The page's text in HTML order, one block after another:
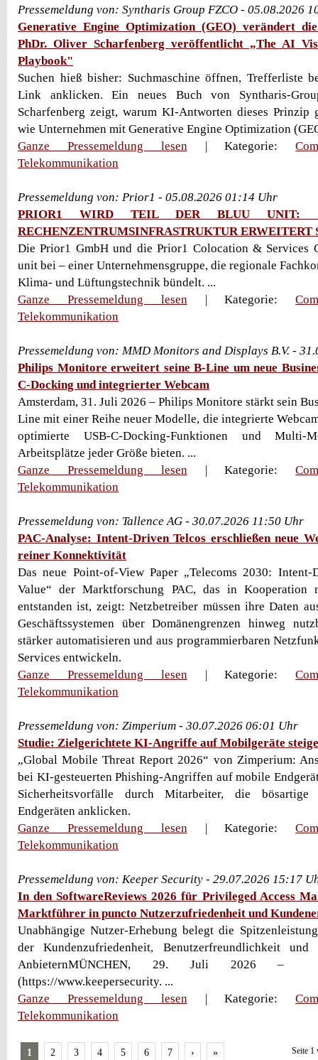
Pressemeldung von: Syntharis Group FZCO - 05.08.2026
Generative Engine Optimization (GEO) verändert
PhDr. Oliver Scharfenberg veröffentlicht „The AI
Playbook"
Suchen hieß bisher: Suchmaschine öffnen, Trefferliste
Link anklicken. Ein neues Buch von Syntharis-
Scharfenberg zeigt, warum KI-Antworten dieses Prinzip
wie Unternehmen mit Generative Engine Optimization
Ganze Pressemeldung lesen| Kategorie:
Telekommunikation
Pressemeldung von: Prior1 - 05.08.2026 01:14 Uhr
PRIOR1 WIRD TEIL DER BLUU UNIT:
RECHENZENTRUMSINFRASTRUKTUR ERWEITERT
Die Prior1 GmbH und die Prior1 Colocation & Services
unit bei – einer Unternehmensgruppe, die regionale
Klima- und Lüftungstechnik bündelt. ...
Ganze Pressemeldung lesen| Kategorie:
Telekommunikation
Pressemeldung von: MMD Monitors and Displays B.V. -
Philips Monitore erweitert seine B-Line um neue
C-Docking und integrierter Webcam
Amsterdam, 31. Juli 2026 – Philips Monitore stärkt sein
Line mit einer Reihe neuer Modelle, die integrierte
optimierte USB-C-Docking-Funktionen und Multi-
Arbeitsplätze jeder Größe bieten. ...
Ganze Pressemeldung lesen| Kategorie:
Telekommunikation
Pressemeldung von: Tallence AG - 30.07.2026 11:50 Uhr
PAC-Analyse: Intent-Driven Telcos erschließen neue
reiner Konnektivität
Das neue Point-of-View Paper „Telecoms 2030:
Value“ der Marktforschung PAC, das in Kooperation
entstanden ist, zeigt: Netzbetreiber müssen ihre Daten
Geschäftssystemen über Domänengrenzen hinweg
stärker automatisieren und aus programmierbaren
Services entwickeln.
Ganze Pressemeldung lesen| Kategorie:
Telekommunikation
Pressemeldung von: Zimperium - 30.07.2026 06:01 Uhr
Studie: Zielgerichtete KI-Angriffe auf Mobilgeräte
„Global Mobile Threat Report 2026“ von Zimperium:
bei KI-gesteuerten Phishing-Angriffen auf mobile
Sicherheitsvorfälle durch Mitarbeiter, die
Endgeräten anklicken.
Ganze Pressemeldung lesen| Kategorie:
Telekommunikation
Pressemeldung von: Keeper Security - 29.07.2026 15:17
In den SoftwareReviews 2026 für Privileged Access
Marktführer in puncto Nutzerzufriedenheit und
Unabhängige Nutzer-Erhebung belegt die
der Kundenzufriedenheit, Benutzerfreundlichkeit und
AnbieternMÜNCHEN, 29. Juli 2026 –
(https://www.keepersecurity. ...
Ganze Pressemeldung lesen| Kategorie:
Telekommunikation
1 2 3 4 5 6 7 › » Seite 1